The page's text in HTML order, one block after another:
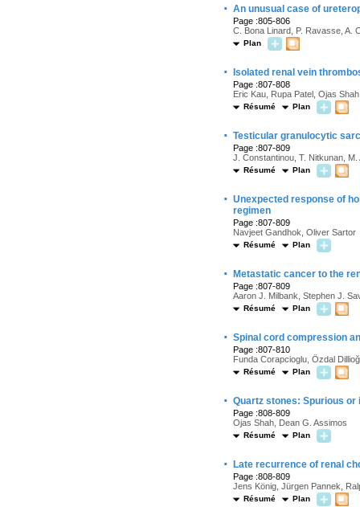
· An unusual case of
Page :805-806
C. Bona Linard, P. Ravasse, A.
Plan
· Isolated renal vein
Page :807-808
Eric Kau, Rupa Patel, Ojas Shah
Résumé Plan
· Testicular granulocytic
Page :807-809
J. Constantinou, T. Nitkunan, M.
Résumé Plan
· Unexpected response of
regimen
Page :807-809
Navjeet Gandhok, Oliver Sartor
Résumé Plan
· Metastatic cancer to the
Page :807-809
Aaron J. Milbank, Stephen J.
Résumé Plan
· Spinal cord compression
Page :807-810
Funda Corapcioglu, Özdal
Résumé Plan
· Quartz stones: Spurious or
Page :808-809
Ojas Shah, Dean G. Assimos
Résumé Plan
· Late recurrence of renal
Page :808-809
Jens König, Jürgen Pannek,
Résumé Plan